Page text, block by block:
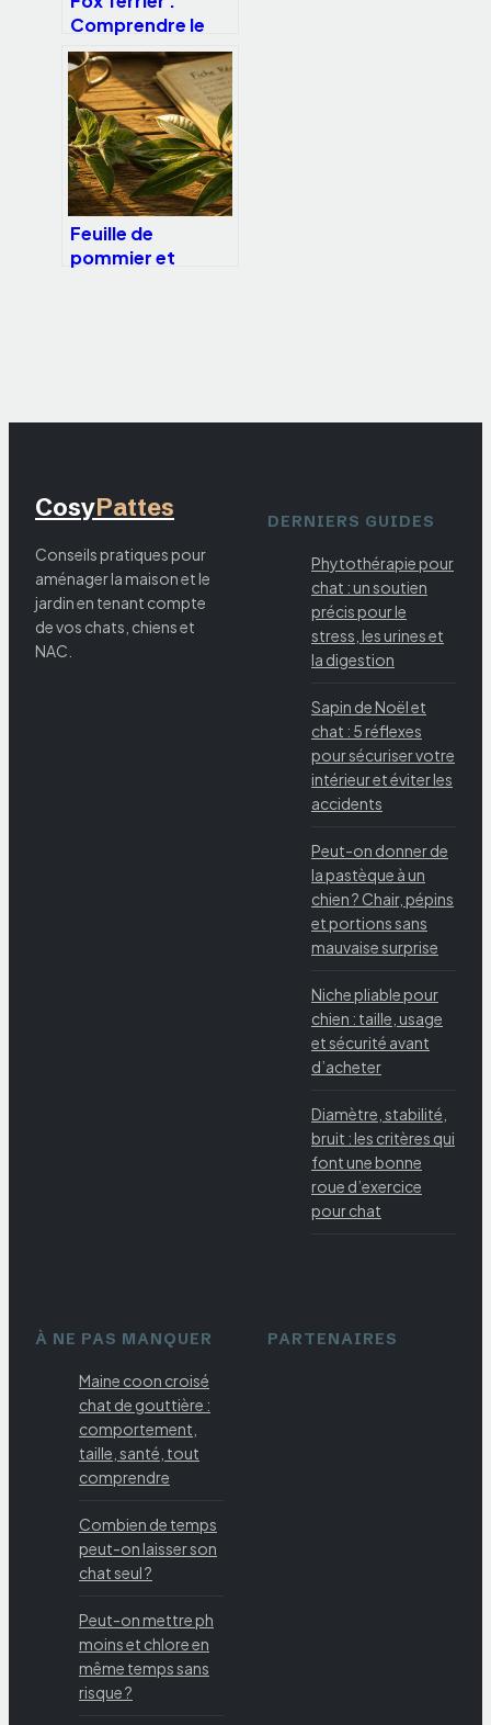
Comprendre le
caractère et les
besoins de ce
chasseur
intrépide
Feuille de
pommier et
CosyPattes
Conseils pratiques pour
aménager la maison et le
jardin en tenant compte
de vos chats, chiens et
NAC.
DERNIERS GUIDES
Phytothérapie pour
chat : un soutien
précis pour le
stress, les urines et
la digestion
Sapin de Noël et
chat : 5 réflexes
pour sécuriser votre
intérieur et éviter les
accidents
Peut-on donner de
la pastèque à un
chien ? Chair, pépins
et portions sans
mauvaise surprise
Niche pliable pour
chien : taille, usage
et sécurité avant
d’acheter
Diamètre, stabilité,
bruit : les critères qui
font une bonne
roue d’exercice
pour chat
À NE PAS MANQUER
Maine coon croisé
chat de gouttière :
comportement,
taille, santé, tout
comprendre
Combien de temps
peut-on laisser son
chat seul ?
Peut-on mettre ph
moins et chlore en
même temps sans
risque ?
PARTENAIRES